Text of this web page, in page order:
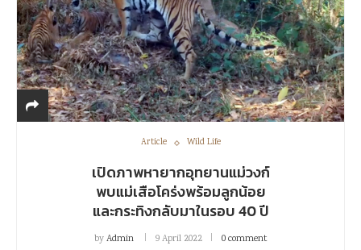
Article Wild Life
เปิดภาพหายากอุทยานแม่วงก์
พบแม่เสือโคร่งพร้อมลูกน้อย
และกระทิงกลับมาในรอบ 40 ปี
byAdmin 9 April 2022 0 comment